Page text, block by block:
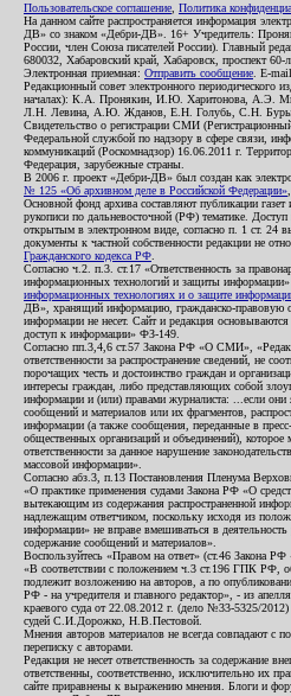
Пользовательское соглашение Политика
На данном сайте распространяется информация
ДВ» со знаком «Дебри-ДВ». 16+ Учредитель:
России, член Союза писателей России). Главный
680032, Хабаровский край, Хабаровск, проспект 60-
Электронная приемная: Отправить сообщение . E-
Редакционный совет электронного периодического
началах): К.А. Пронякин, И.Ю. Харитонова, А.Э.
Л.Н. Левина, А.Ю. Жданов, Е.Н. Голубь, С.Н.
Свидетельство о регистрации СМИ
Федеральной службой по надзору в сфере связи,
коммуникаций (Роскомнадзор) 16.06.2011 г.
Федерация, зарубежные страны.
В 2006 г. проект «Дебри-ДВ» был создан как
№ 125 «Об архивном деле в Российской Федерации»
Основной фонд архива составляют публикации
рукописи по дальневосточной (РФ) тематике.
открытым в электронном виде, согласно п. 1 ст. 24
документы к частной собственности редакции не
Гражданского кодекса РФ
Согласно ч.2. п.3. ст.17 «Ответственность за
информационных технологий и защиты информации»
информационных технологиях и о защите
ДВ», хранящий информацию, гражданско-правовую
информации не несет. Сайт и редакция
доступ к информации» ФЗ-149.
Согласно пп.3,4,6 ст.57 Закона РФ «О СМИ»,
ответственности за распространение сведений, не
порочащих честь и достоинство граждан и
интересы граждан, либо представляющих собой
информации и (или) правами журналиста: ...если
сообщений и материалов или их фрагментов,
информации (а также сообщения, переданные в
общественных организаций и объединений),
ответственности за данное нарушение
массовой информации».
Согласно абз.3, п.13 Постановления Пленума
«О практике применения судами Закона РФ «О
вытекающим из содержания распространенной
надлежащим ответчиком, поскольку исходя из
информации» не вправе вмешиваться в
содержание сообщений и материалов».
Воспользуйтесь «Правом на ответ» (ст.46 Закона
«В соответствии с положением ч.3 ст.196 ГПК РФ,
подлежит возложению на авторов, а по
РФ - на учредителя и главного редактор», - из
краевого суда от 22.08.2012 г. (дело №33-5325/
судей С.И.Дорожко, Н.В.Пестовой.
Мнения авторов материалов не всегда совпадают с
переписку с авторами.
Редакция не несет ответственность за содержание
ответственны, соответственно, исключительно их
сайте приравнены к выражению мнения. Блоги и